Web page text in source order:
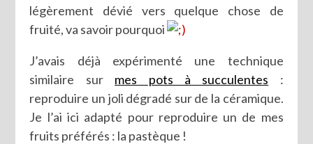
légèrement dévié vers quelque chose de
fruité, va savoir pourquoi
J’avais déjà expérimenté une technique
similaire sur mes pots à succulentes :
reproduire un joli dégradé sur de la céramique.
Je l’ai ici adapté pour reproduire un de mes
fruits préférés : la pastèque !